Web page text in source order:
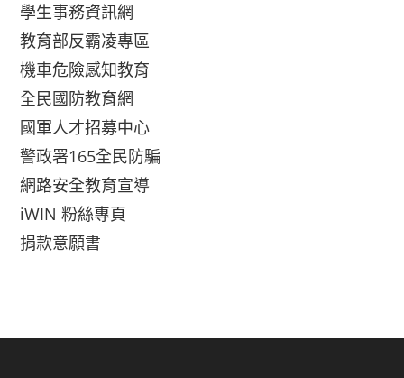
學生事務資訊網
教育部反霸凌專區
機車危險感知教育
全民國防教育網
國軍人才招募中心
警政署165全民防騙
網路安全教育宣導
iWIN 粉絲專頁
捐款意願書